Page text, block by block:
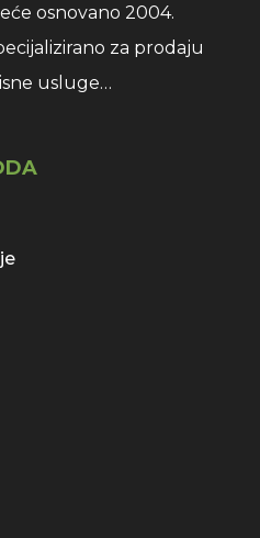
osnovano 2004.
za prodaju
usluge…